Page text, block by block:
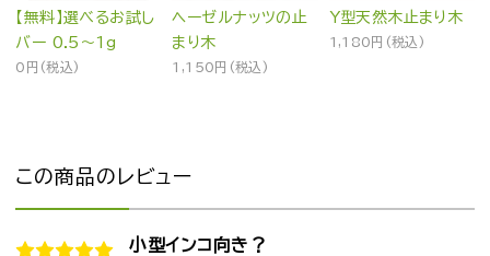
【無料】選べるお試し
バー 0.5～1g
0円(税込)
ヘーゼルナッツの止
まり木
1,150円(税込)
Y型天然木止まり木
1,180円(税込)
この商品のレビュー
小型インコ向き？